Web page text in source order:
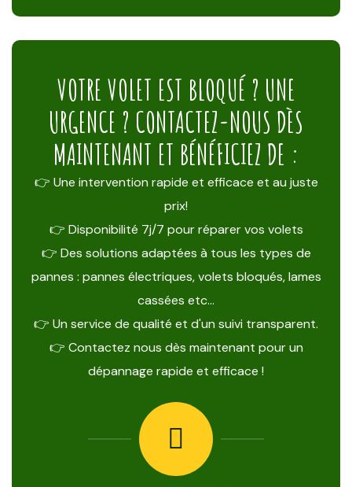
VOTRE VOLET EST BLOQUÉ ? UNE
URGENCE ? CONTACTEZ-NOUS DÈS
MAINTENANT ET BÉNÉFICIEZ DE :
👉 Une intervention rapide et efficace et au juste
prix!
👉 Disponibilité 7j/7 pour réparer vos volets
👉 Des solutions adaptées à tous les types de
pannes : pannes électriques, volets bloqués, lames
cassées etc…
👉 Un service de qualité et d'un suivi transparent.
👉 Contactez nous dès maintenant pour un
dépannage rapide et efficace !